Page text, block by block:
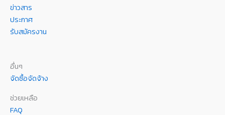
ข่าวสาร
ประกาศ
รับสมัครงาน
อื่นๆ
จัดซื้อจัดจ้าง
ช่วยเหลือ
FAQ